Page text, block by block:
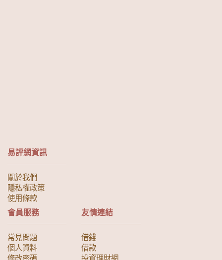
易評網資訊
關於我們
隱私權政策
使用條款
會員服務
常見問題
個人資料
修改密碼
友情連結
借錢
借款
投資理財網